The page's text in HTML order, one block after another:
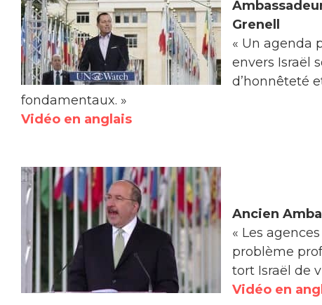
Grenell
« Un agenda
envers Israël
d’honnêteté
fondamentaux. »
Vidéo en anglais
Ancien
« Les
problème
tort Israël de
Vidéo en